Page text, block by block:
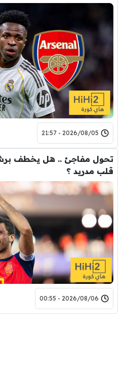
2026/08/05 - 21:57
تحول مفاجئ .. هل يخطف
قلب مدريد ؟
2026/08/06 - 00:55